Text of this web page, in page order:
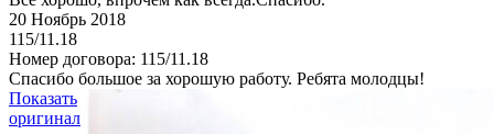
20 Ноябрь 2018
115/11.18
Номер договора: 115/11.18
Спасибо большое за хорошую работу. Ребята молодцы!
Показать
оригинал